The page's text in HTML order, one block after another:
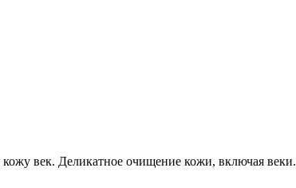
век. Деликатное очищение кожи, включая веки.